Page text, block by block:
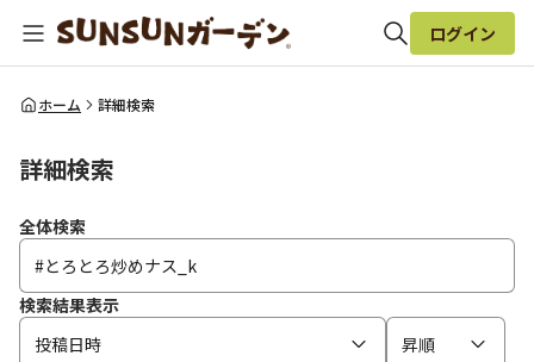
全体検索
ログイン
ホーム 詳細検索
詳細検索
全体検索
検索結果表示
投稿日時
昇順